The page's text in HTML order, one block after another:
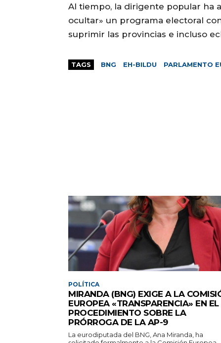
Al tiempo, la dirigente popular ha
ocultar» un programa electoral
suprimir las provincias e incluso
TAGS BNG EH-BILDU PARLAMENTO
POLÍTICA
MIRANDA (BNG) EXIGE A LA
EUROPEA «TRANSPARENCIA» EN EL
PROCEDIMIENTO SOBRE LA
PRÓRROGA DE LA AP-9
La eurodiputada del BNG, Ana Miranda, ha